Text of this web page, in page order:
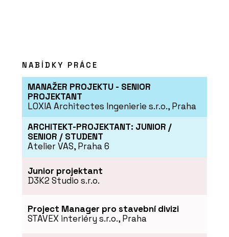
NABÍDKY PRÁCE
MANAŽER PROJEKTU - SENIOR
PROJEKTANT
LOXIA Architectes Ingenierie s.r.o., Praha
ARCHITEKT-PROJEKTANT: JUNIOR /
SENIOR / STUDENT
Atelier VAS, Praha 6
Junior projektant
D3K2 Studio s.r.o.
Project Manager pro stavební divizi
STAVEX interiéry s.r.o., Praha